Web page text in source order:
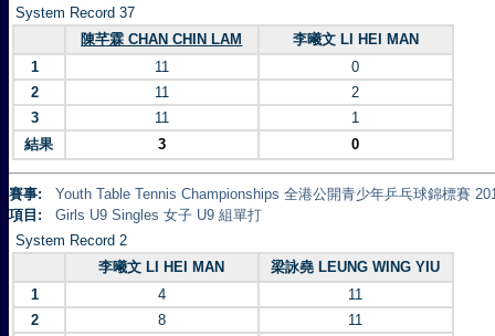
System Record 37
陳芊霖 CHAN CHIN LAM
李曦文 LI HEI MAN
1
11
0
2
11
2
3
11
1
結果
3 0
賽事:
Youth Table Tennis Championships 全港公開青少年乒乓球錦標賽
項目:
Girls U9 Singles 女子 U9 組單打
System Record 2
李曦文 LI HEI MAN
梁詠堯 LEUNG WING YIU
1
4
11
2
8
11